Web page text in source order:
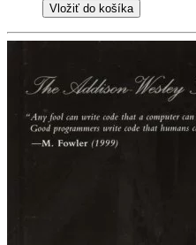
Vložiť do košíka